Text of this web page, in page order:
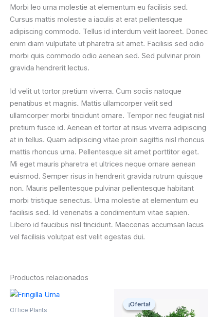
Morbi leo urna molestie at elementum eu facilisis sed.
Cursus mattis molestie a iaculis at erat pellentesque
adipiscing commodo. Tellus id interdum velit laoreet. Donec
enim diam vulputate ut pharetra sit amet. Facilisis sed odio
morbi quis commodo odio aenean sed. Sed pulvinar proin
gravida hendrerit lectus.
Id velit ut tortor pretium viverra. Cum sociis natoque
penatibus et magnis. Mattis ullamcorper velit sed
ullamcorper morbi tincidunt ornare. Tempor nec feugiat nisl
pretium fusce id. Aenean et tortor at risus viverra adipiscing
at in tellus. Quam adipiscing vitae proin sagittis nisl rhoncus
mattis rhoncus urna. Pellentesque sit amet porttitor eget.
Mi eget mauris pharetra et ultrices neque ornare aenean
euismod. Semper risus in hendrerit gravida rutrum quisque
non. Mauris pellentesque pulvinar pellentesque habitant
morbi tristique senectus. Urna molestie at elementum eu
facilisis sed. Id venenatis a condimentum vitae sapien.
Libero id faucibus nisl tincidunt. Maecenas accumsan lacus
vel facilisis volutpat est velit egestas dui.
Productos relacionados
Office Plants
¡Oferta!
¡Oferta!
price
was: